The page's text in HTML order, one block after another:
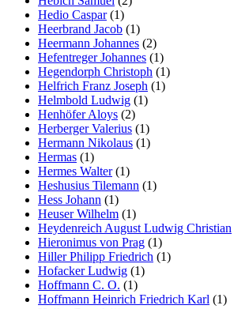
Hedio Caspar(1)
Heerbrand Jacob (1)
Heermann Johannes (2)
Hefentreger Johannes (1)
Hegendorph Christoph (1)
Helfrich Franz Joseph (1)
Helmbold Ludwig (1)
Henhöfer Aloys (2)
Herberger Valerius (1)
Hermann Nikolaus (1)
Hermas (1)
Hermes Walter(1)
Heshusius Tilemann (1)
Hess Johann (1)
Heuser Wilhelm (1)
Heydenreich August Ludwig Christian
Hieronimus von Prag (1)
Hiller Philipp Friedrich (1)
Hofacker Ludwig (1)
Hoffmann C. O. (1)
Hoffmann Heinrich Friedrich Karl (1)